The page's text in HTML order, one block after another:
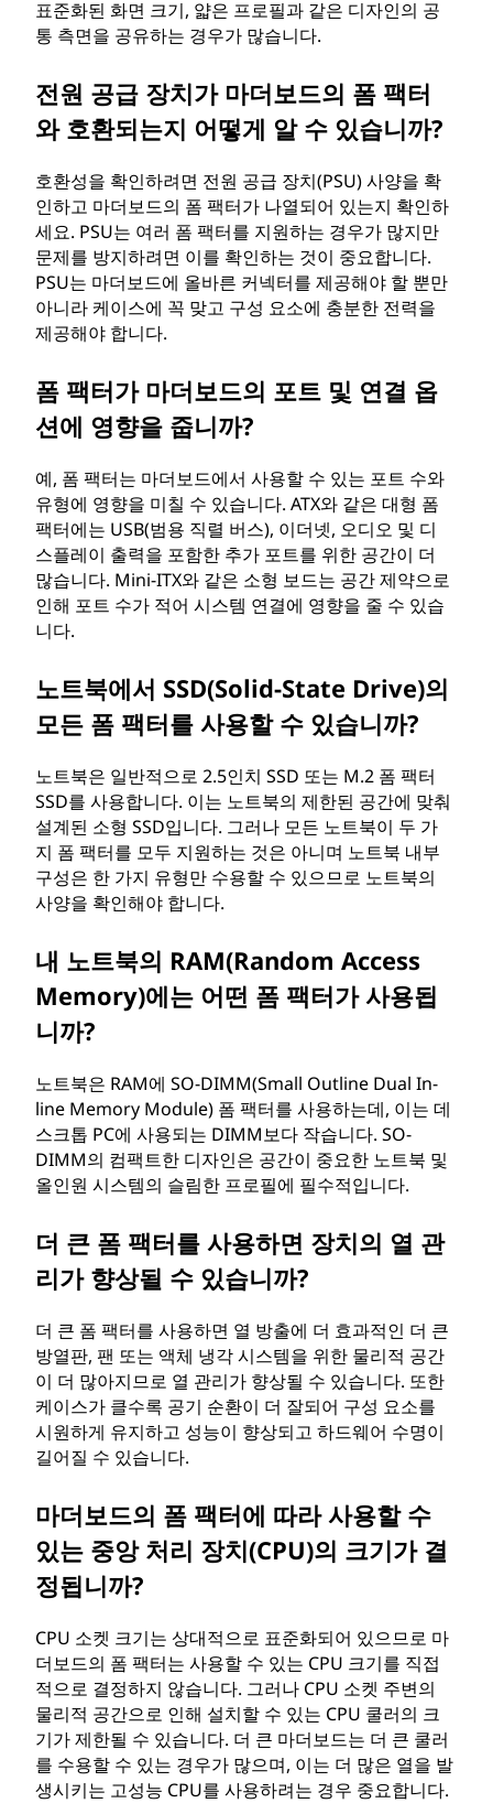
표준화된 화면 크기, 얇은 프로필과 같은 디자인의 공
통 측면을 공유하는 경우가 많습니다.
전원 공급 장치가 마더보드의 폼 팩터
와 호환되는지 어떻게 알 수 있습니까?
호환성을 확인하려면 전원 공급 장치(PSU) 사양을 확
인하고 마더보드의 폼 팩터가 나열되어 있는지 확인하
세요. PSU는 여러 폼 팩터를 지원하는 경우가 많지만
문제를 방지하려면 이를 확인하는 것이 중요합니다.
PSU는 마더보드에 올바른 커넥터를 제공해야 할 뿐만
아니라 케이스에 꼭 맞고 구성 요소에 충분한 전력을
제공해야 합니다.
폼 팩터가 마더보드의 포트 및 연결 옵
션에 영향을 줍니까?
예, 폼 팩터는 마더보드에서 사용할 수 있는 포트 수와
유형에 영향을 미칠 수 있습니다. ATX와 같은 대형 폼
팩터에는 USB(범용 직렬 버스), 이더넷, 오디오 및 디
스플레이 출력을 포함한 추가 포트를 위한 공간이 더
많습니다. Mini-ITX와 같은 소형 보드는 공간 제약으로
인해 포트 수가 적어 시스템 연결에 영향을 줄 수 있습
니다.
노트북에서 SSD(Solid-State Drive)의
모든 폼 팩터를 사용할 수 있습니까?
노트북은 일반적으로 2.5인치 SSD 또는 M.2 폼 팩터
SSD를 사용합니다. 이는 노트북의 제한된 공간에 맞춰
설계된 소형 SSD입니다. 그러나 모든 노트북이 두 가
지 폼 팩터를 모두 지원하는 것은 아니며 노트북 내부
구성은 한 가지 유형만 수용할 수 있으므로 노트북의
사양을 확인해야 합니다.
내 노트북의 RAM(Random Access
Memory)에는 어떤 폼 팩터가 사용됩
니까?
노트북은 RAM에 SO-DIMM(Small Outline Dual In-
line Memory Module) 폼 팩터를 사용하는데, 이는 데
스크톱 PC에 사용되는 DIMM보다 작습니다. SO-
DIMM의 컴팩트한 디자인은 공간이 중요한 노트북 및
올인원 시스템의 슬림한 프로필에 필수적입니다.
더 큰 폼 팩터를 사용하면 장치의 열 관
리가 향상될 수 있습니까?
더 큰 폼 팩터를 사용하면 열 방출에 더 효과적인 더 큰
방열판, 팬 또는 액체 냉각 시스템을 위한 물리적 공간
이 더 많아지므로 열 관리가 향상될 수 있습니다. 또한
케이스가 클수록 공기 순환이 더 잘되어 구성 요소를
시원하게 유지하고 성능이 향상되고 하드웨어 수명이
길어질 수 있습니다.
마더보드의 폼 팩터에 따라 사용할 수
있는 중앙 처리 장치(CPU)의 크기가 결
정됩니까?
CPU 소켓 크기는 상대적으로 표준화되어 있으므로 마
더보드의 폼 팩터는 사용할 수 있는 CPU 크기를 직접
적으로 결정하지 않습니다. 그러나 CPU 소켓 주변의
물리적 공간으로 인해 설치할 수 있는 CPU 쿨러의 크
기가 제한될 수 있습니다. 더 큰 마더보드는 더 큰 쿨러
를 수용할 수 있는 경우가 많으며, 이는 더 많은 열을 발
생시키는 고성능 CPU를 사용하려는 경우 중요합니다.